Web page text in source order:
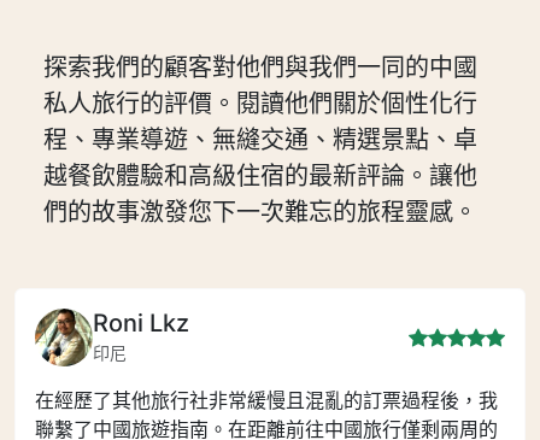
探索我們的顧客對他們與我們一同的中國
私人旅行的評價。閱讀他們關於個性化行
程、專業導遊、無縫交通、精選景點、卓
越餐飲體驗和高級住宿的最新評論。讓他
們的故事激發您下一次難忘的旅程靈感。
Roni Lkz
印尼
在經歷了其他旅行社非常緩慢且混亂的訂票過程後，我
聯繫了中國旅遊指南。在距離前往中國旅行僅剩兩周的